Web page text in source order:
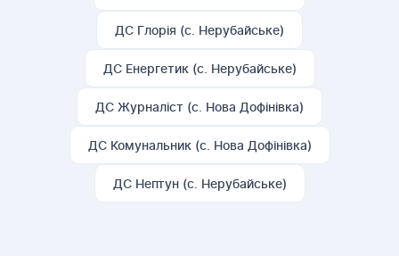
ДС Глорія (с. Нерубайське)
ДС Енергетик (с. Нерубайське)
ДС Журналіст (с. Нова Дофінівка)
ДС Комунальник (с. Нова Дофінівка)
ДС Нептун (с. Нерубайське)